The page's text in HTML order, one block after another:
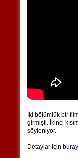
İki bölümlük bir
girmişti. İkinci
söyleniyor.
Detaylar için